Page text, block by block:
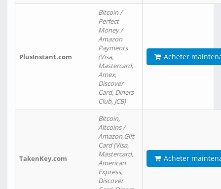
PlusInstant.com
Bitcoin /
Perfect
Money /
Amazon
Payments
(Visa,
Mastercard,
Amex,
Discover
Card, Diners
Club, JCB)
Acheter
TakenKey.com
Bitcoin,
Altcoins /
Amazon Gift
Card (Visa,
Mastercard,
American
Express,
Discover
Acheter